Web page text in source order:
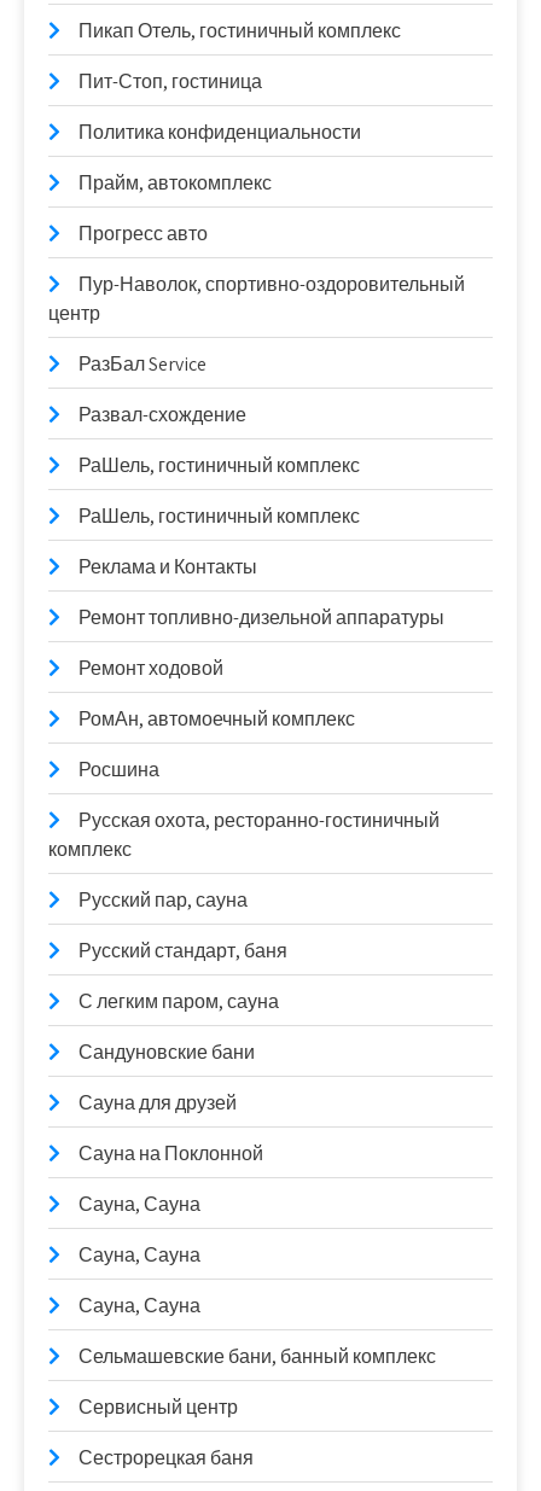
Пикап Отель, гостиничный комплекс
Пит-Стоп, гостиница
Политика конфиденциальности
Прайм, автокомплекс
Прогресс авто
Пур-Наволок, спортивно-оздоровительный
центр
РазБал Service
Развал-схождение
РаШель, гостиничный комплекс
РаШель, гостиничный комплекс
Реклама и Контакты
Ремонт топливно-дизельной аппаратуры
Ремонт ходовой
РомАн, автомоечный комплекс
Росшина
Русская охота, ресторанно-гостиничный
комплекс
Русский пар, сауна
Русский стандарт, баня
С легким паром, сауна
Сандуновские бани
Сауна для друзей
Сауна на Поклонной
Сауна, Сауна
Сауна, Сауна
Сауна, Сауна
Сельмашевские бани, банный комплекс
Сервисный центр
Сестрорецкая баня